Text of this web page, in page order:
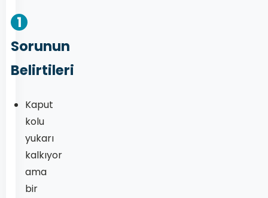
1
Sorunun
Belirtileri
Kaput
kolu
yukarı
kalkıyor
ama
bir